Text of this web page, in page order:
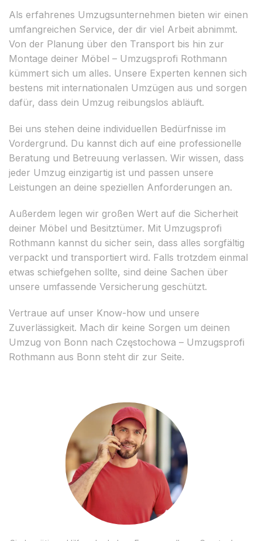
Als erfahrenes Umzugsunternehmen bieten wir einen
umfangreichen Service, der dir viel Arbeit abnimmt.
Von der Planung über den Transport bis hin zur
Montage deiner Möbel – Umzugsprofi Rothmann
kümmert sich um alles. Unsere Experten kennen sich
bestens mit internationalen Umzügen aus und sorgen
dafür, dass dein Umzug reibungslos abläuft.
Bei uns stehen deine individuellen Bedürfnisse im
Vordergrund. Du kannst dich auf eine professionelle
Beratung und Betreuung verlassen. Wir wissen, dass
jeder Umzug einzigartig ist und passen unsere
Leistungen an deine speziellen Anforderungen an.
Außerdem legen wir großen Wert auf die Sicherheit
deiner Möbel und Besitztümer. Mit Umzugsprofi
Rothmann kannst du sicher sein, dass alles sorgfältig
verpackt und transportiert wird. Falls trotzdem einmal
etwas schiefgehen sollte, sind deine Sachen über
unsere umfassende Versicherung geschützt.
Vertraue auf unser Know-how und unsere
Zuverlässigkeit. Mach dir keine Sorgen um deinen
Umzug von Bonn nach Częstochowa – Umzugsprofi
Rothmann aus Bonn steht dir zur Seite.